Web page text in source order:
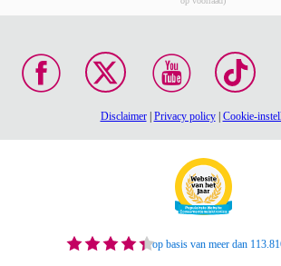
Disclaimer| Privacy policy| Cookie-
op basis van meer dan